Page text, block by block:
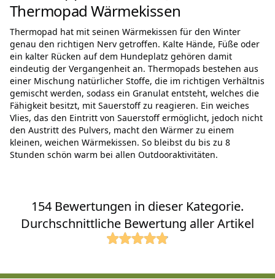
Thermopad Wärmekissen
Thermopad hat mit seinen Wärmekissen für den Winter
genau den richtigen Nerv getroffen. Kalte Hände, Füße oder
ein kalter Rücken auf dem Hundeplatz gehören damit
eindeutig der Vergangenheit an. Thermopads bestehen aus
einer Mischung natürlicher Stoffe, die im richtigen Verhältnis
gemischt werden, sodass ein Granulat entsteht, welches die
Fähigkeit besitzt, mit Sauerstoff zu reagieren. Ein weiches
Vlies, das den Eintritt von Sauerstoff ermöglicht, jedoch nicht
den Austritt des Pulvers, macht den Wärmer zu einem
kleinen, weichen Wärmekissen. So bleibst du bis zu 8
Stunden schön warm bei allen Outdooraktivitäten.
154 Bewertungen in dieser Kategorie.
Durchschnittliche Bewertung aller Artikel